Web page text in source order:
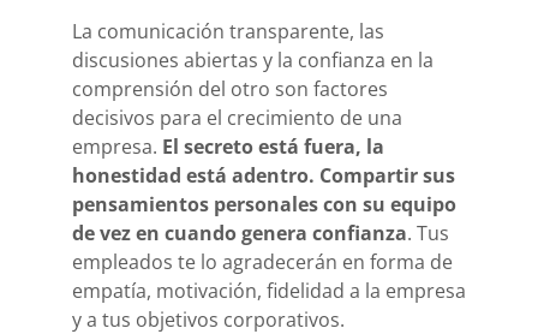
La comunicación transparente, las
discusiones abiertas y la confianza en la
comprensión del otro son factores
decisivos para el crecimiento de una
empresa. El secreto está fuera, la
honestidad está adentro. Compartir sus
pensamientos personales con su equipo
de vez en cuando genera confianza. Tus
empleados te lo agradecerán en forma de
empatía, motivación, fidelidad a la empresa
y a tus objetivos corporativos.